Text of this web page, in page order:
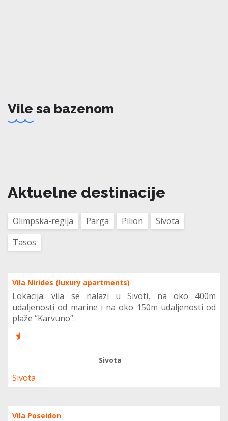
Vile sa bazenom
Aktuelne destinacije
Olimpska-regija Parga Pilion
Sivota
Tasos
Vila Nirides (luxury apartments)
Lokacija: vila se nalazi u Sivoti, na oko 400m
udaljenosti od marine i na oko 150m udaljenosti od
plaže “Karvuno”.
8
Sivota
Sivota
Vila Poseidon